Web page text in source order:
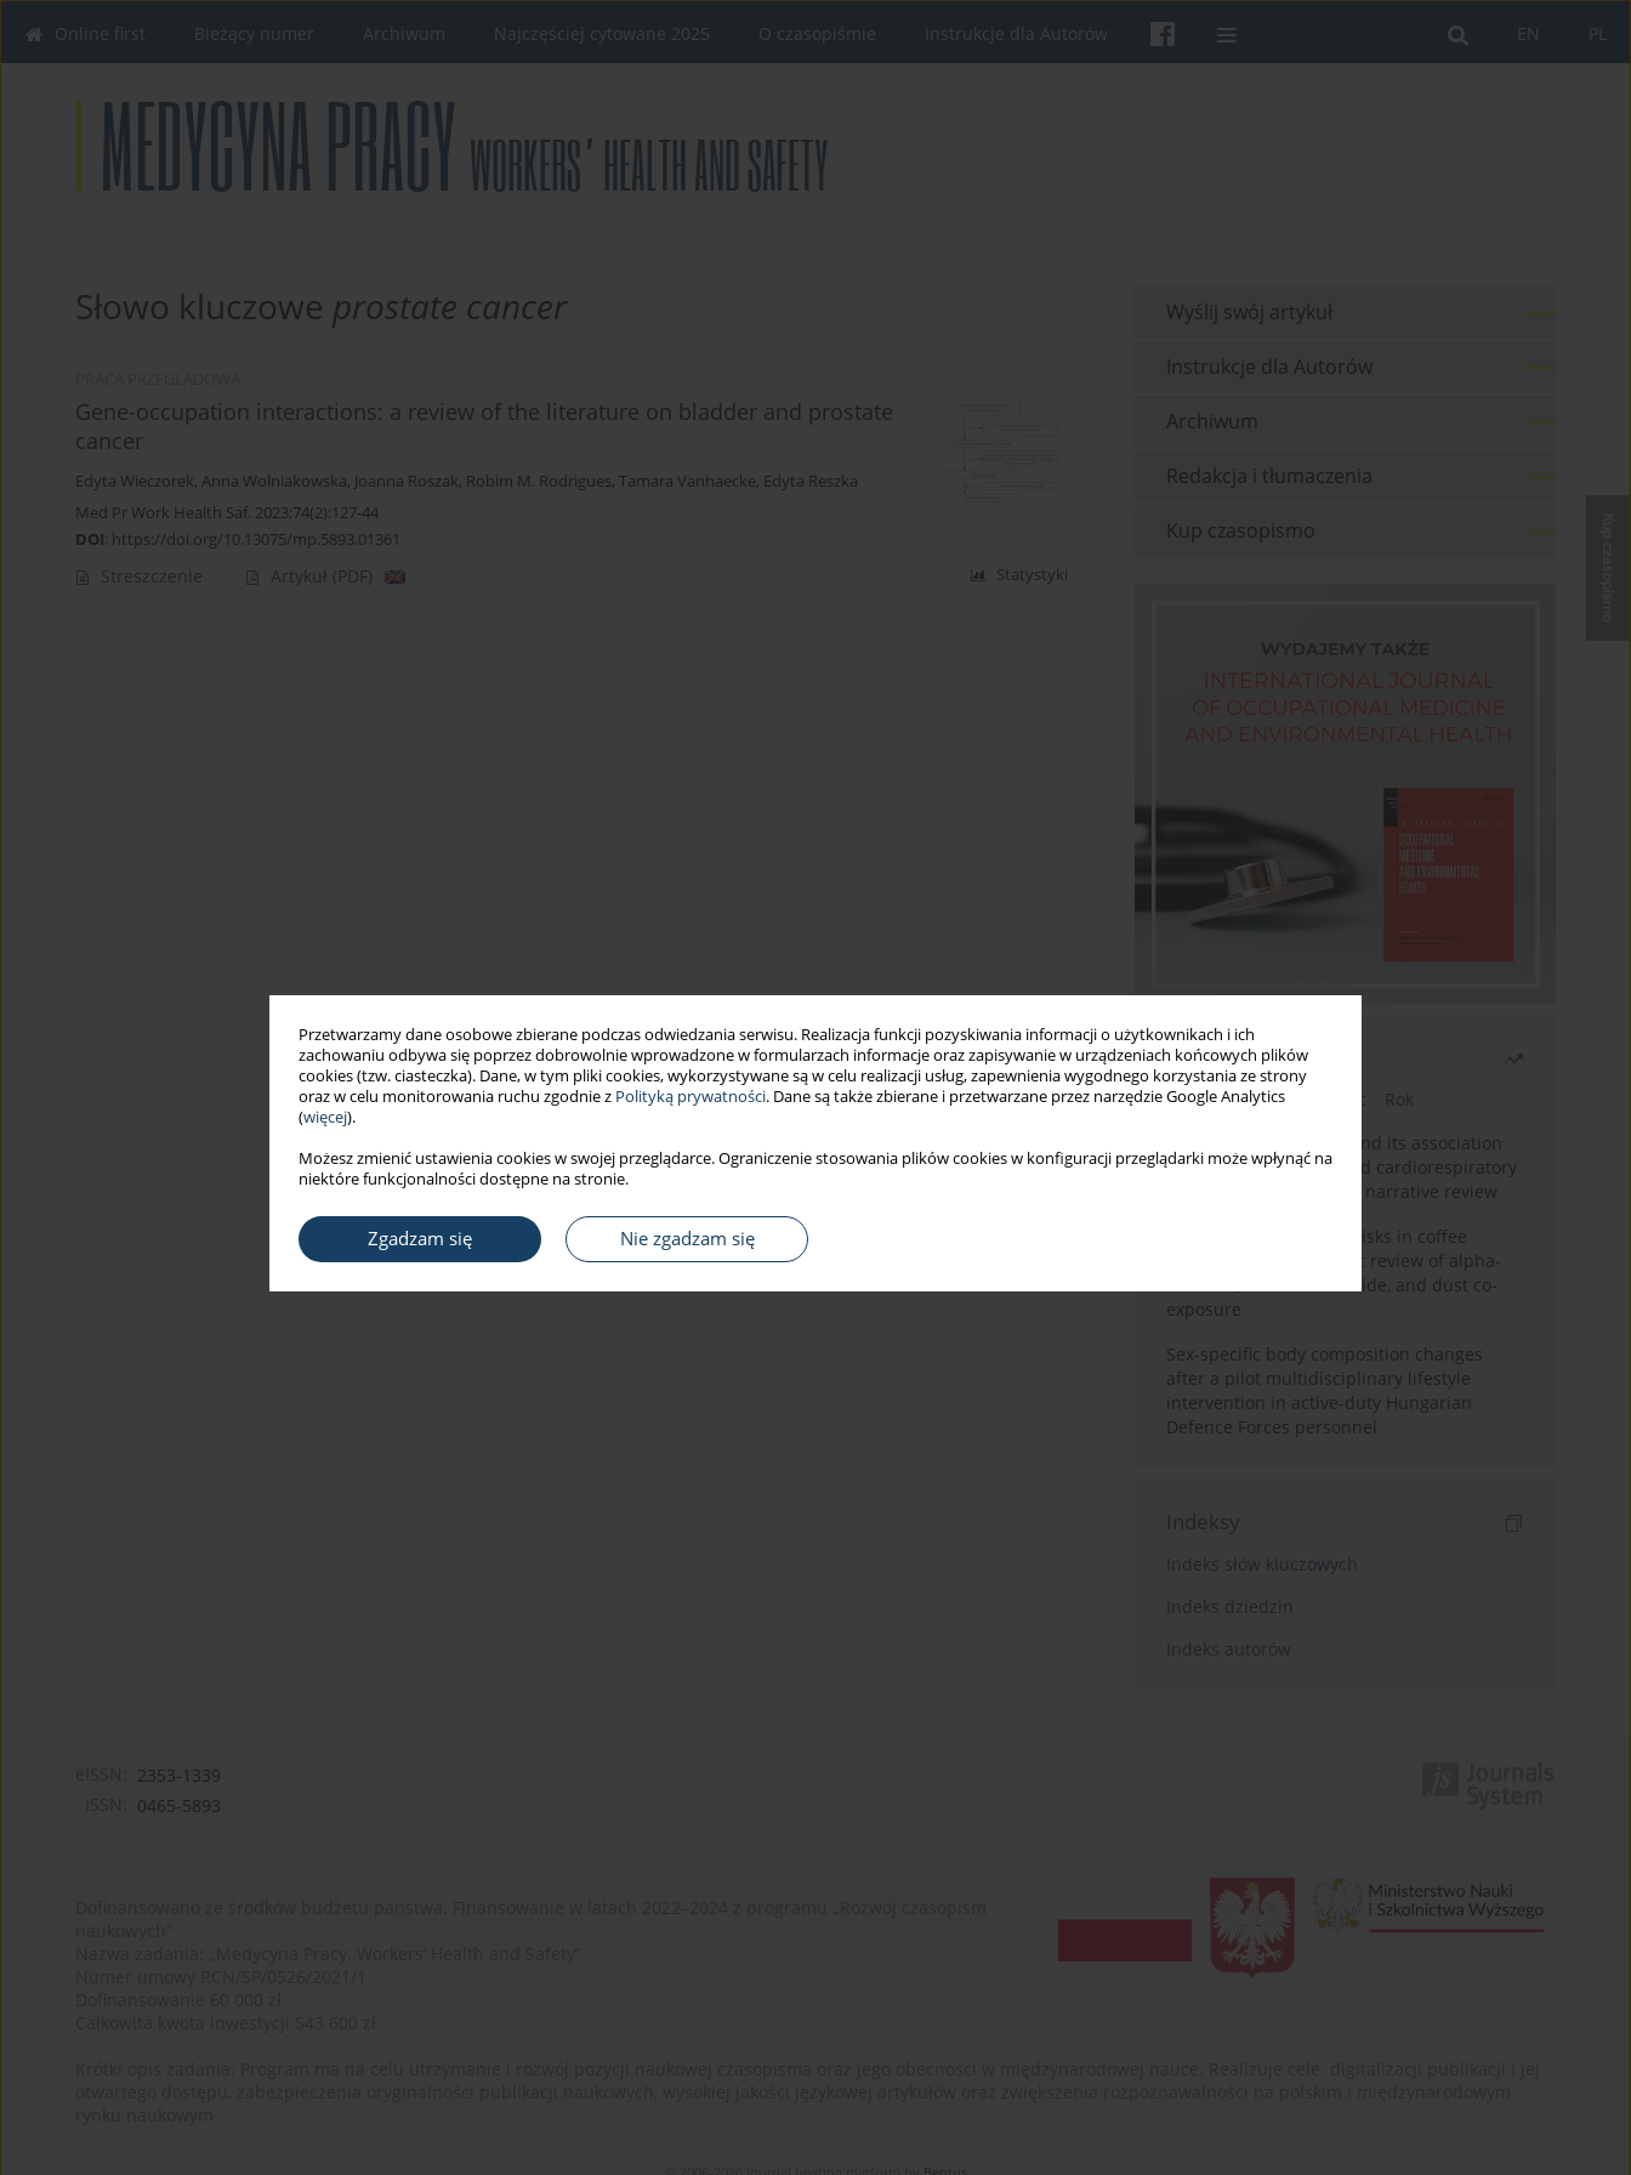
Przetwarzamy dane osobowe zbierane podczas odwiedzania serwisu. Realizacja funkcji pozyskiwania informacji o użytkownikach i ich
zachowaniu odbywa się poprzez dobrowolnie wprowadzone w formularzach informacje oraz zapisywanie w urządzeniach końcowych plików
cookies (tzw. ciasteczka). Dane, w tym pliki cookies, wykorzystywane są w celu realizacji usług, zapewnienia wygodnego korzystania ze strony
oraz w celu monitorowania ruchu zgodnie z Polityką prywatności. Dane są także zbierane i przetwarzane przez narzędzie Google Analytics
(więcej).
Możesz zmienić ustawienia cookies w swojej przeglądarce. Ograniczenie stosowania plików cookies w konfiguracji przeglądarki może wpłynąć na
niektóre funkcjonalności dostępne na stronie.
Zgadzam się Nie zgadzam się
PL
EN
Online first Bieżący numer Archiwum Najczęściej cytowane 2025 O czasopiśmie Instrukcje dla Autorów
Słowo kluczowe prostate cancer
Gene-occupation interactions: a review of the literature on bladder and prostate
cancer
Edyta Wieczorek, Anna Wolniakowska, Joanna Roszak, Robim M. Rodrigues, Tamara Vanhaecke, Edyta Reszka
Med Pr Work Health Saf. 2023;74(2):127-44
DOI: https://doi.org/10.13075/mp.5893.01361
Streszczenie Artykuł (PDF) Statystyki
Wyślij swój artykuł
Instrukcje dla Autorów
Archiwum
Redakcja i tłumaczenia
Kup czasopismo
Najczęściej czytane
Bieżący numer Miesiąc
Rok
Occupational burnout and its association
with physical activity and cardiorespiratory
fitness among nurses: a narrative review
Synergistic respiratory risks in coffee
processing: a systematic review of alpha-
diketone, carbon monoxide, and dust co-
exposure
Sex-specific body composition changes
after a pilot multidisciplinary lifestyle
intervention in active-duty Hungarian
Defence Forces personnel
Indeksy
Indeks słów kluczowych
Indeks dziedzin
Indeks autorów
2353-1339
0465-5893